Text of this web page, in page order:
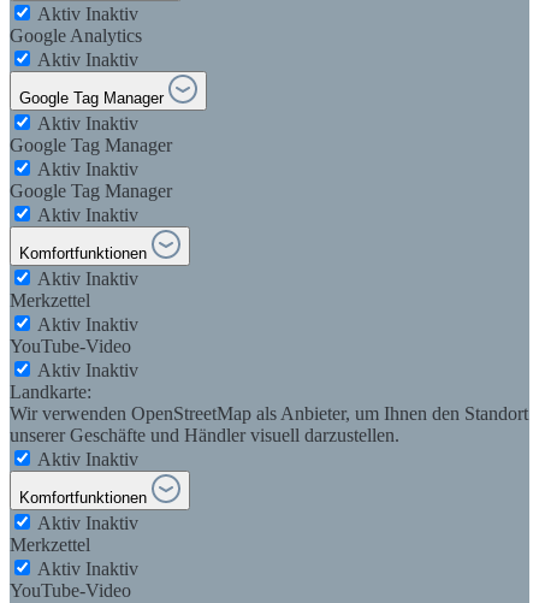
Aktiv Inaktiv
Google Analytics
Aktiv Inaktiv
Google Tag Manager
Aktiv Inaktiv
Google Tag Manager
Aktiv Inaktiv
Google Tag Manager
Aktiv Inaktiv
Komfortfunktionen
Aktiv Inaktiv
Merkzettel
Aktiv Inaktiv
YouTube-Video
Aktiv Inaktiv
Landkarte:
Wir verwenden OpenStreetMap als Anbieter, um Ihnen den Standort
unserer Geschäfte und Händler visuell darzustellen.
Aktiv Inaktiv
Komfortfunktionen
Aktiv Inaktiv
Merkzettel
Aktiv Inaktiv
YouTube-Video